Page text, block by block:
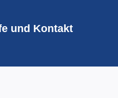
und Kontakt